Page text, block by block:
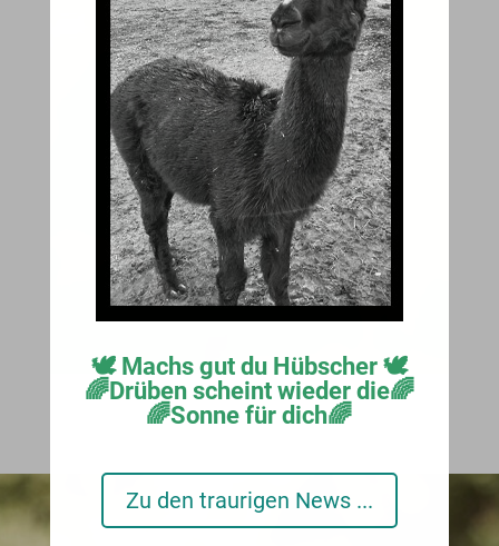
Feinste Alpakawolle und
kuschlige Schlafdecken
auf Anfrage.
🕊️ Machs gut du Hübscher 🕊️
🌈Drüben scheint wieder die🌈
🌈Sonne für dich🌈
Zu den traurigen News ...